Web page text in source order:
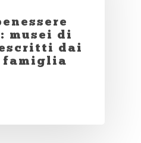
musei di
dai
famiglia